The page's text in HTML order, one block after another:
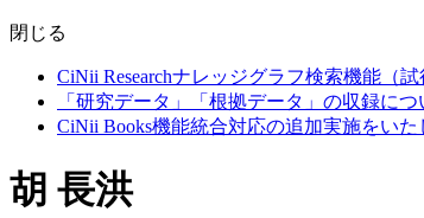
閉じる
CiNii Researchナレッジグラフ検索機能（
「研究データ」「根拠データ」の収録につ
CiNii Books機能統合対応の追加実施をいた
胡 長洪